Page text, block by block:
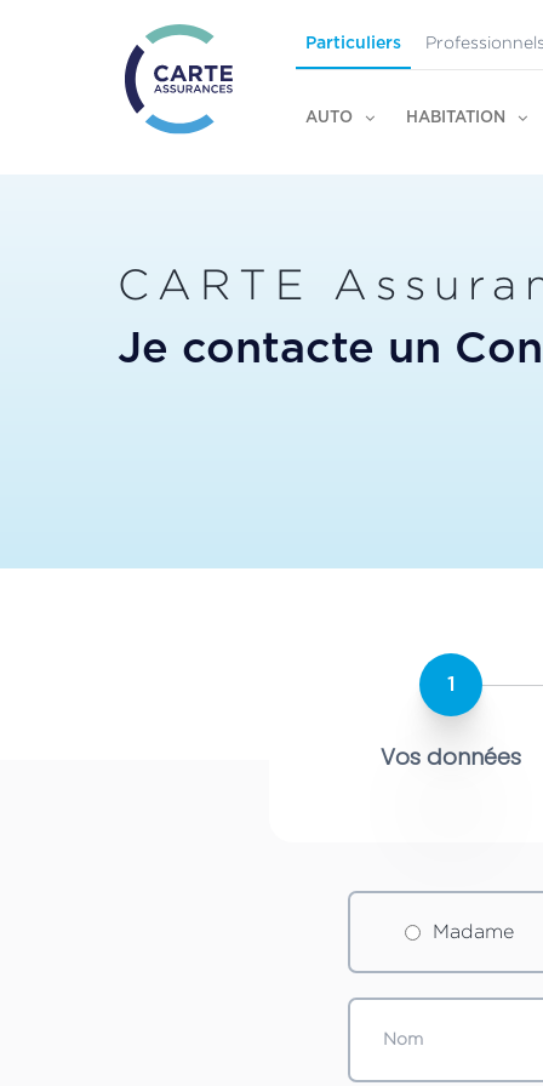
Particuliers
AUTO HABITATION
CARTE
Je contacte un
1
Vos données
Madame